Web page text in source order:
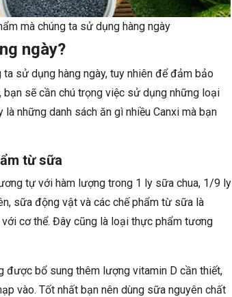
mà chúng ta sử dụng hàng ngày
ngày?
sử dụng hàng ngày, tuy nhiên để đảm bảo
sẽ cần chú trọng việc sử dụng những loại
những danh sách ăn gì nhiều Canxi mà bạn
từ sữa
tự với hàm lượng trong 1 ly sữa chua, 1/9 ly
sữa động vật và các chế phẩm từ sữa là
cơ thể. Đây cũng là loại thực phẩm tương
được bổ sung thêm lượng vitamin D cần thiết,
vào. Tốt nhất bạn nên dùng sữa nguyên chất